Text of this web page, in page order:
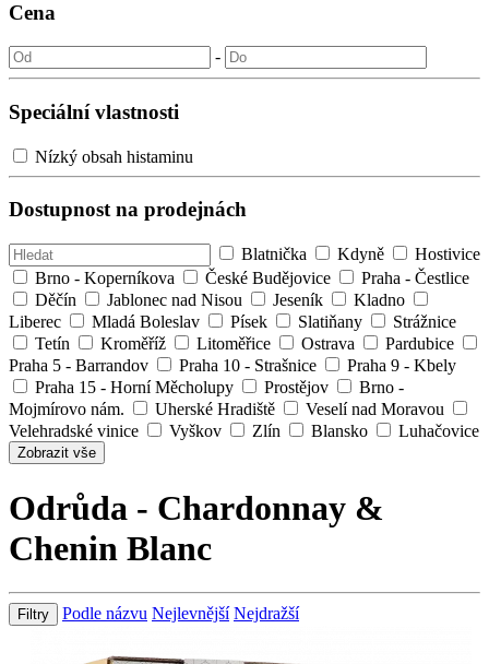
Cena
-
Speciální vlastnosti
Nízký obsah histaminu
Dostupnost na prodejnách
Blatnička Kdyně
Hostivice
Brno - Koperníkova
České Budějovice
Praha - Čestlice
Děčín
Jablonec nad Nisou Jeseník
Kladno
Liberec
Mladá Boleslav Písek Slatiňany
Strážnice
Tetín
Kroměříž Litoměřice Ostrava
Pardubice
Praha 5 - Barrandov
Praha 10 - Strašnice
Praha 9 - Kbely
Praha 15 - Horní Měcholupy
Prostějov
Brno -
Mojmírovo nám.
Uherské Hradiště
Veselí nad Moravou
Velehradské vinice
Vyškov Zlín Blansko Luhačovice
Zobrazit vše
Odrůda - Chardonnay &
Chenin Blanc
Filtry Podle názvu Nejlevnější Nejdražší